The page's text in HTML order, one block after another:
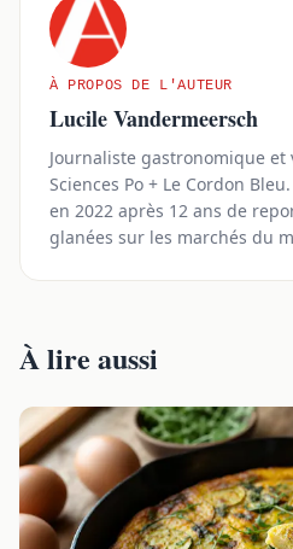
À PROPOS DE L'AUTEUR
Lucile Vandermeersch
Journaliste gastronomique et
Sciences Po + Le Cordon
en 2022 après 12 ans de
glanées sur les marchés du
À lire aussi